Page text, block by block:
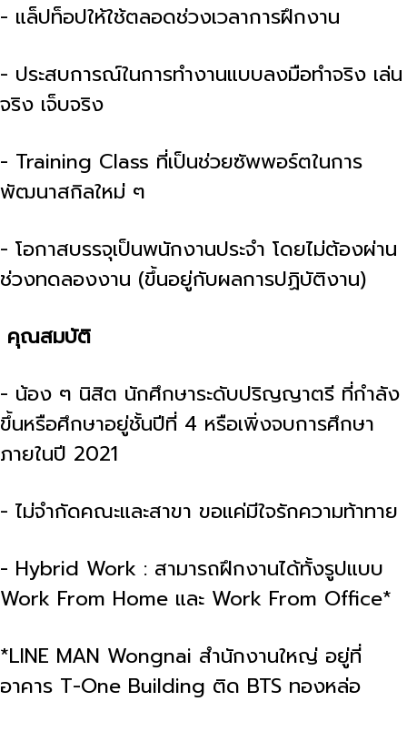
- แล็ปท็อปให้ใช้ตลอดช่วงเวลาการฝึกงาน
- ประสบการณ์ในการทำงานแบบลงมือทำจริง เล่น
จริง เจ็บจริง
- Training Class ที่เป็นช่วยซัพพอร์ตในการ
พัฒนาสกิลใหม่ ๆ
- โอกาสบรรจุเป็นพนักงานประจำ โดยไม่ต้องผ่าน
ช่วงทดลองงาน (ขึ้นอยู่กับผลการปฏิบัติงาน)
คุณสมบัติ
- น้อง ๆ นิสิต นักศึกษาระดับปริญญาตรี ที่กำลัง
ขึ้นหรือศึกษาอยู่ชั้นปีที่ 4 หรือเพิ่งจบการศึกษา
ภายในปี 2021
- ไม่จำกัดคณะและสาขา ขอแค่มีใจรักความท้าทาย
- Hybrid Work : สามารถฝึกงานได้ทั้งรูปแบบ
Work From Home และ Work From Office*
*LINE MAN Wongnai สำนักงานใหญ่ อยู่ที่
อาคาร T-One Building ติด BTS ทองหล่อ